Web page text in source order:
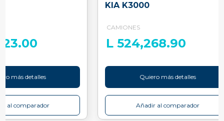
más detalles
al comparador
KIA K3000
CAMIONES
L 524,268.90
Quiero más detalles
Añadir al comparador